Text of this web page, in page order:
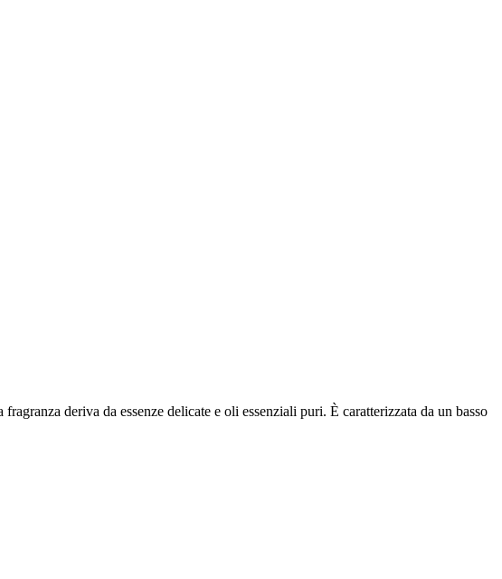
deriva da essenze delicate e oli essenziali puri. È caratterizzata da un basso